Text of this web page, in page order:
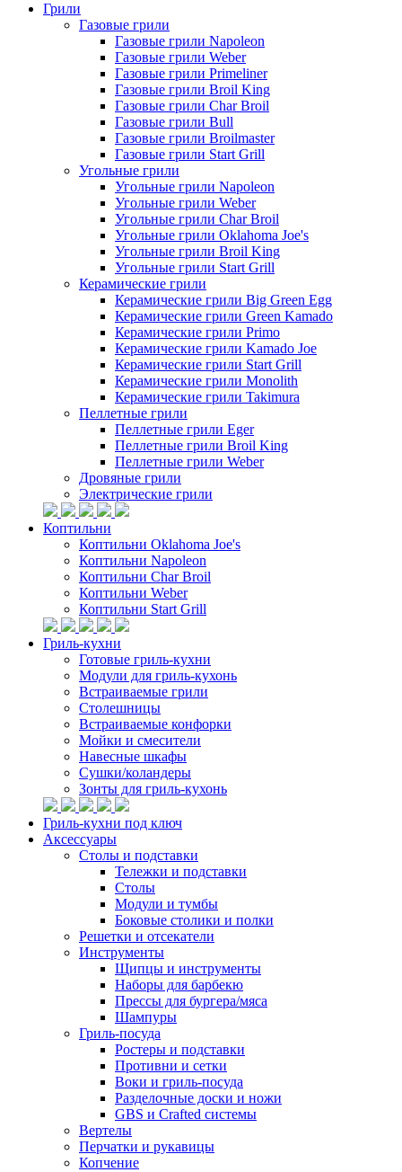
Грили
Газовые грили
Газовые грили Napoleon
Газовые грили Weber
Газовые грили Primeliner
Газовые грили Broil King
Газовые грили Char Broil
Газовые грили Bull
Газовые грили Broilmaster
Газовые грили Start Grill
Угольные грили
Угольные грили Napoleon
Угольные грили Weber
Угольные грили Char Broil
Угольные грили Oklahoma Joe's
Угольные грили Broil King
Угольные грили Start Grill
Керамические грили
Керамические грили Big Green Egg
Керамические грили Green Kamado
Керамические грили Primo
Керамические грили Kamado Joe
Керамические грили Start Grill
Керамические грили Monolith
Керамические грили Takimura
Пеллетные грили
Пеллетные грили Eger
Пеллетные грили Broil King
Пеллетные грили Weber
Дровяные грили
Электрические грили
Коптильни
Коптильни Oklahoma Joe's
Коптильни Napoleon
Коптильни Char Broil
Коптильни Weber
Коптильни Start Grill
Гриль-кухни
Готовые гриль-кухни
Модули для гриль-кухонь
Встраиваемые грили
Столешницы
Встраиваемые конфорки
Мойки и смесители
Навесные шкафы
Сушки/коландеры
Зонты для гриль-кухонь
Гриль-кухни под ключ
Аксессуары
Столы и подставки
Тележки и подставки
Столы
Модули и тумбы
Боковые столики и полки
Решетки и отсекатели
Инструменты
Щипцы и инструменты
Наборы для барбекю
Прессы для бургера/мяса
Шампуры
Гриль-посуда
Ростеры и подставки
Противни и сетки
Воки и гриль-посуда
Разделочные доски и ножи
GBS и Crafted системы
Вертелы
Перчатки и рукавицы
Копчение